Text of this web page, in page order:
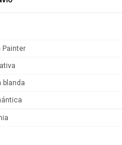
Painter
blanda